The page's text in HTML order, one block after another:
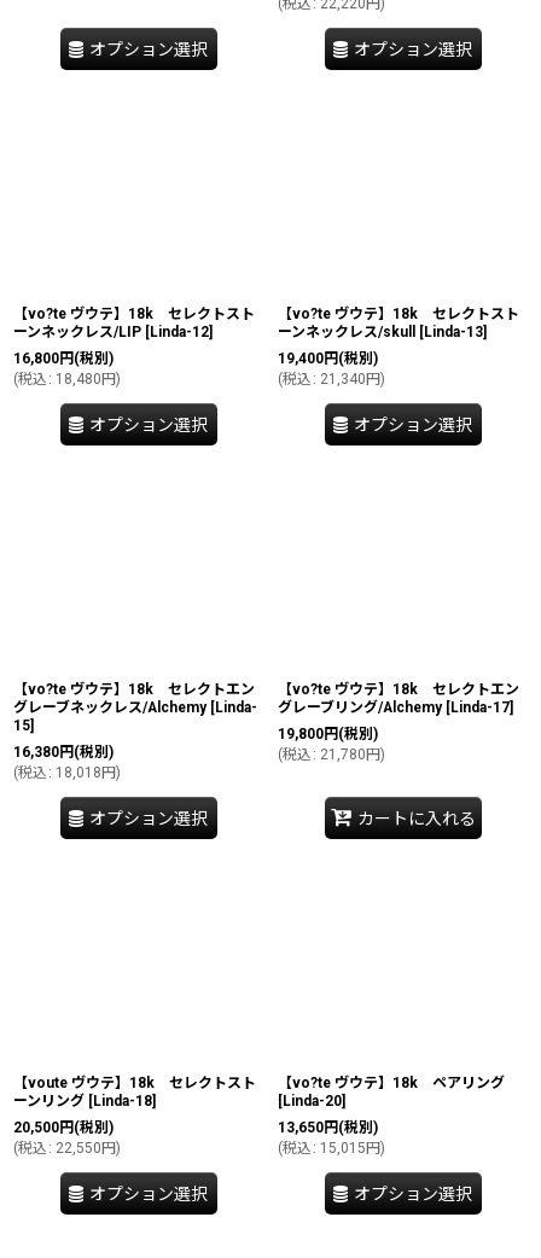
オプション選択
(税込 : 22,220 円 )
オプション選択
【vo?te ヴウテ】18k セレクトスト
ーンネックレス/LIP [Linda-12]
16,800円 (税別)
(税込 : 18,480円)
オプション選択
【vo?te ヴウテ】18k セレクトスト
ーンネックレス/skull
[Linda-13]
19,400円 (税別)
(税込 : 21,340円)
オプション選択
【vo?te ヴウテ】18k セレクトエン
グレーブネックレス/Alchemy [Linda-
15]
16,380円 (税別)
(税込 : 18,018円)
オプション選択
【vo?te ヴウテ】18k セレクトエン
グレーブリング/Alchemy [Linda-17]
19,800円 (税別)
(税込 : 21,780円)
カートに入れる
【voute ヴウテ】18k セレクトスト
ーンリング [Linda-18]
20,500円 (税別)
(税込 : 22,550円)
オプション選択
【vo?te ヴウテ】18k ペアリング
[Linda-20]
13,650円 (税別)
(税込 : 15,015円)
オプション選択